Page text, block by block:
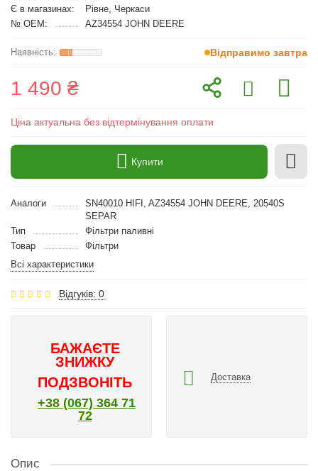
Є в магазинах:
Рівне, Черкаси
№ OEM:
AZ34554 JOHN DEERE
Відправимо завтра
1 490 ₴
Ціна актуальна без відтермінування оплати
Купити
Аналоги
SN40010 HIFI, AZ34554 JOHN DEERE, 20540S
SEPAR
Тип
Фільтри паливні
Товар
Фільтри
Всі характеристики
Відгуків: 0
БАЖАЄТЕ
ЗНИЖКУ
ПОДЗВОНІТЬ
+38 (067) 364 71
72
Доставка
Опис